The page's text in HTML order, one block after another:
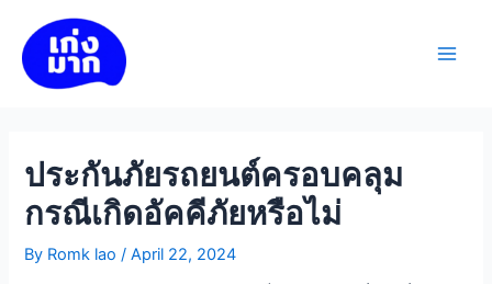
content
ประกันภัยรถยนต์ครอบคลุม
กรณีเกิดอัคคีภัยหรือไม่
By Romk lao/April 22, 2024